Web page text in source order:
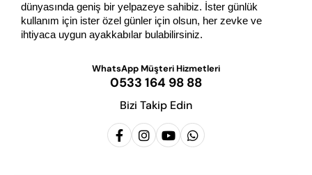
dünyasında geniş bir yelpazeye sahibiz. İster günlük
kullanım için ister özel günler için olsun, her zevke ve
ihtiyaca uygun ayakkabılar bulabilirsiniz.
WhatsApp Müşteri Hizmetleri
0533 164 98 88
Bizi Takip Edin